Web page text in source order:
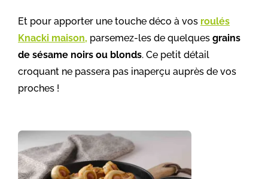
Et pour apporter une touche déco à vos roulés
Knacki maison, parsemez-les de quelques grains
de sésame noirs ou blonds. Ce petit détail
croquant ne passera pas inaperçu auprès de vos
proches !